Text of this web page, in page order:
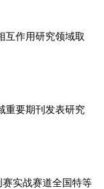
互作用研究领域取
重要期刊发表研究
实战赛道全国特等